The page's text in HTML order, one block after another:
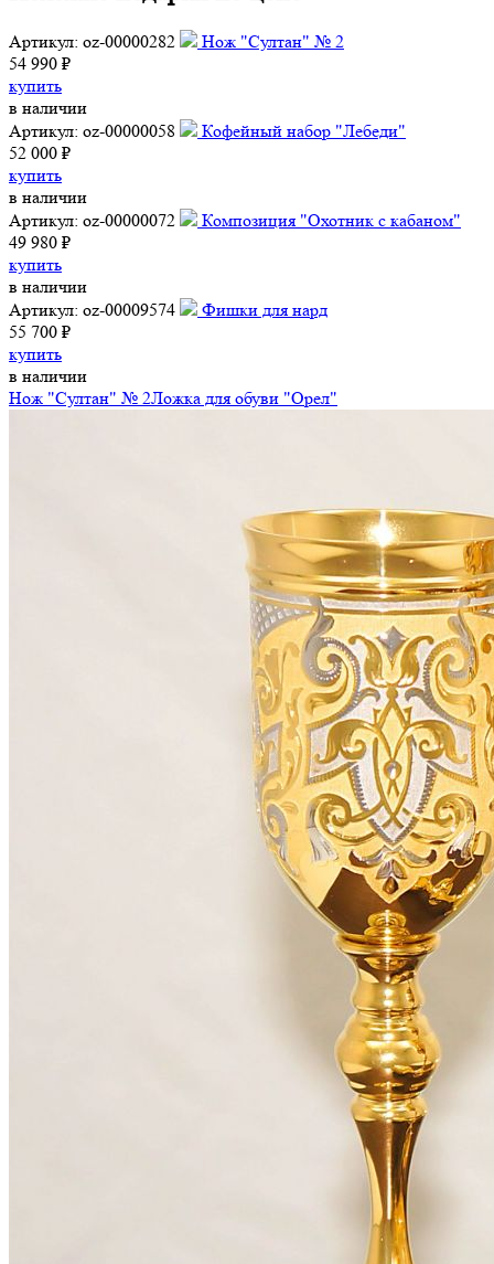
Артикул: oz-00000282
Нож "Султан" № 2
54 990 ₽
купить
в наличии
Артикул: oz-00000058
Кофейный набор "Лебеди"
52 000 ₽
купить
в наличии
Артикул: oz-00000072
Композиция "Охотник с кабаном"
49 980 ₽
купить
в наличии
Артикул: oz-00009574
Фишки для нард
55 700 ₽
купить
в наличии
Нож "Султан" № 2Ложка для обуви "Орел"